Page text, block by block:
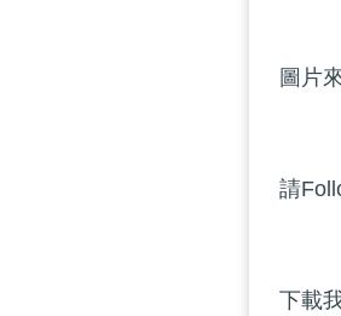
圖片
請
下載